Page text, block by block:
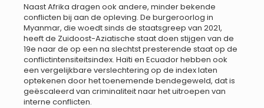
Naast Afrika dragen ook andere, minder bekende
conflicten bij aan de opleving. De burgeroorlog in
Myanmar, die woedt sinds de staatsgreep van 2021,
heeft de Zuidoost-Aziatische staat doen stijgen van de
19e naar de op een na slechtst presterende staat op de
conflictintensiteitsindex. Haïti en Ecuador hebben ook
een vergelijkbare verslechtering op de index laten
optekenen door het toenemende bendegeweld, dat is
geëscaleerd van criminaliteit naar het uitroepen van
interne conflicten.